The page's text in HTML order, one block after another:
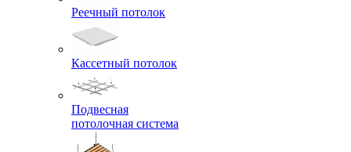
Реечный потолок
Кассетный потолок
Подвесная
потолочная система